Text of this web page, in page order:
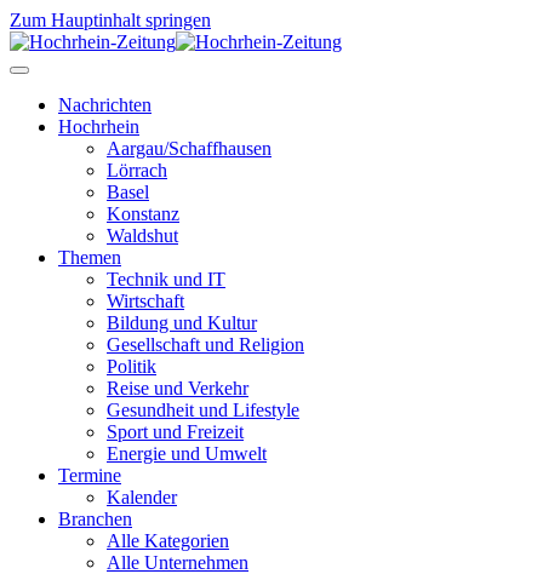
Zum Hauptinhalt springen
Nachrichten
Hochrhein
Aargau/Schaffhausen
Lörrach
Basel
Konstanz
Waldshut
Themen
Technik und IT
Wirtschaft
Bildung und Kultur
Gesellschaft und Religion
Politik
Reise und Verkehr
Gesundheit und Lifestyle
Sport und Freizeit
Energie und Umwelt
Termine
Kalender
Branchen
Alle Kategorien
Alle Unternehmen